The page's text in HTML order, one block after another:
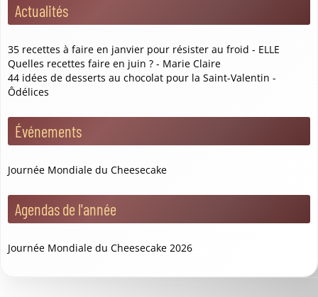
Actualités
35 recettes à faire en janvier pour résister au froid - ELLE
Quelles recettes faire en juin ? - Marie Claire
44 idées de desserts au chocolat pour la Saint-Valentin -
Ôdélices
Événements
Journée Mondiale du Cheesecake
Agendas de l'année
Journée Mondiale du Cheesecake 2026